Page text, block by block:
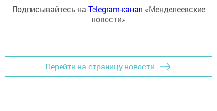
Подписывайтесь на Telegram-канал «Менделеевские
новости»
Перейти на страницу новости